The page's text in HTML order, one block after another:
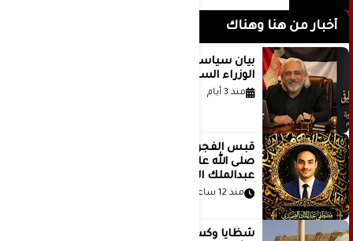
أخبار من هنا وهناك
بيان سياسي رداً على موقف مجلس
الوزراء السعودي
منذ 3 أيام
صلى الله عليه وسلم .. بقلم مصطفى
عبدالملك الصميدي | اليمن
منذ 12 ساعة
شظايا وكسور في العظام وإصابات في